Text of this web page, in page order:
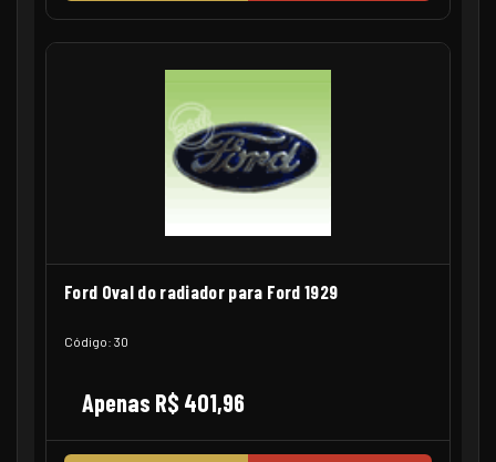
Ford Oval do radiador para Ford 1929
Código: 30
Apenas R$ 401,96